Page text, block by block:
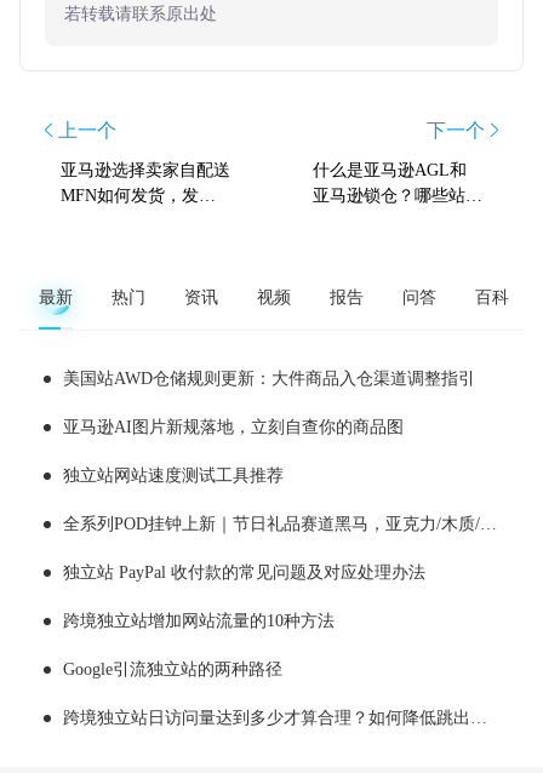
若转载请联系原出处
上一个
亚马逊选择卖家自配送
MFN如何发货，发货
下一个
什么是亚马逊AGL和
亚马逊锁仓？哪些站点
最新 热门 资讯 视频 报告 问答 百科
美国站AWD仓储规则更新：大件商品入仓渠道调整指引
亚马逊AI图片新规落地，立刻自查你的商品图
独立站网站速度测试工具推荐
全系列POD挂钟上新｜节日礼品赛道黑马，亚克力/木质/铁艺/ 玻璃挂钟选品全解析！
独立站 PayPal 收付款的常见问题及对应处理办法
跨境独立站增加网站流量的10种方法
Google引流独立站的两种路径
跨境独立站日访问量达到多少才算合理？如何降低跳出率？